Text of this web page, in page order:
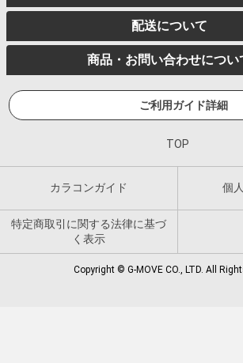
配送について
商品・お問い合わせについ
ご利用ガイド詳細
TOP
カラコンガイド 個
特定商取引に関する法律に基づ
く表示
Copyright © G-MOVE CO., LTD. All